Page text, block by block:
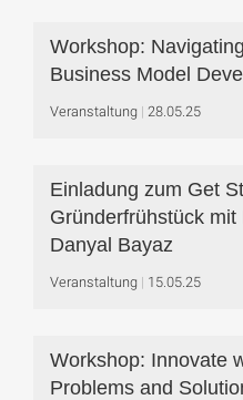
Workshop:
Business Model
Veranstaltung 28.05.25
Einladung zum Get
Gründerfrühstück
Danyal Bayaz
Veranstaltung 15.05.25
Workshop: Innovate
Problems and